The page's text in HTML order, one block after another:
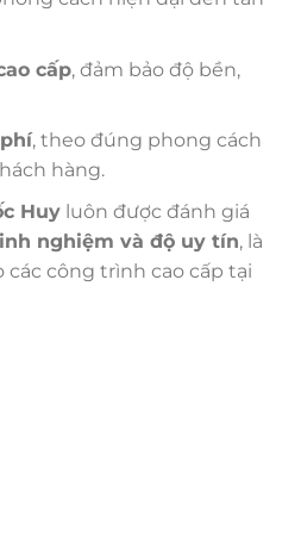
cấp, đảm bảo độ bền,
, theo đúng phong cách
hàng.
Huy luôn được đánh giá
nghiệm và độ uy tín, là
các công trình cao cấp tại